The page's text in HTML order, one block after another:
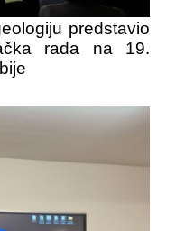
predstavio
rada na 19.